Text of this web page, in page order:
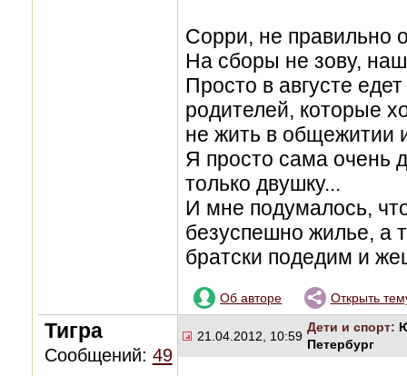
Сорри, не правильно
На сборы не зову,
Просто в августе
родителей, которые
не жить в общежитии
Я просто сама очень
только двушку...
И мне подумалось,
безуспешно жилье, а
братски подедим и
Об авторе Открыть
Тигра
Сообщений: 49
21.04.2012, 10:59
Дети и спорт:
Петербург